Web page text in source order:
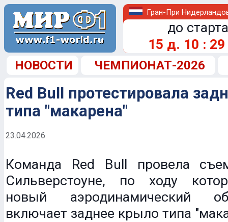
Гран-При
до
15 д. 10 : 29
НОВОСТИ ЧЕМПИОНАТ-2026
Red Bull протестировала
типа "макарена"
23.04.2026
Команда Red Bull провела
Сильверстоуне, по ходу
новый аэродинамический
включает заднее крыло типа